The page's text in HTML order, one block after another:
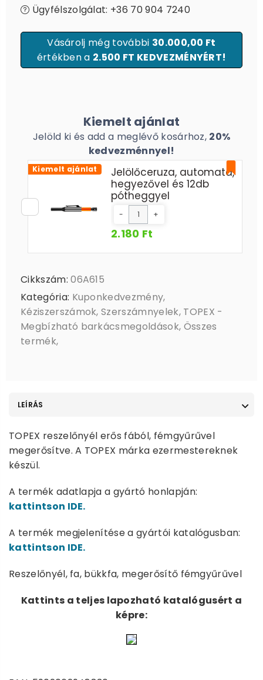
Ügyfélszolgálat: +36 70 904 7240
Vásárolj még további 30.000,00 Ft
értékben a 2.500 FT KEDVEZMÉNYÉRT!
Kiemelt ajánlat
Jelöld ki és add a meglévő kosárhoz, 20%
kedvezménnyel!
Kiemelt ajánlat
Jelölőceruza, automata,
hegyezővel és 12db
pótheggyel
- +
2.180 Ft
Cikkszám:06A615
Kategória: Kuponkedvezmény,
Kéziszerszámok,Szerszámnyelek, TOPEX -
Megbízható barkácsmegoldások, Összes
termék,
LEÍRÁS
TOPEX reszelőnyél erős fából, fémgyűrűvel
megerősítve. A TOPEX márka ezermestereknek
készül.
A termék adatlapja a gyártó honlapján:
kattintson IDE.
A termék megjelenítése a gyártói katalógusban:
kattintson IDE.
Reszelőnyél, fa, bükkfa, megerősítő fémgyűrűvel
Kattints a teljes lapozható katalógusért a
képre: